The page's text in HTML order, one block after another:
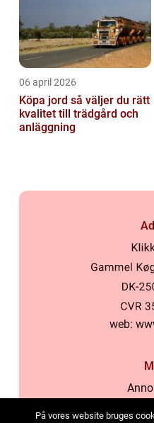
06 april 2026
Köpa jord så väljer du rätt
kvalitet till trädgård och
anläggning
web:
På vores website bruges